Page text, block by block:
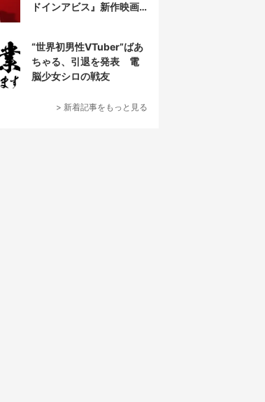
ドインアビス』新作映画
“世界初男性VTuber”ばあ
ちゃる、引退を発表 電
脳少女シロの戦友
> 新着記事をもっと見る